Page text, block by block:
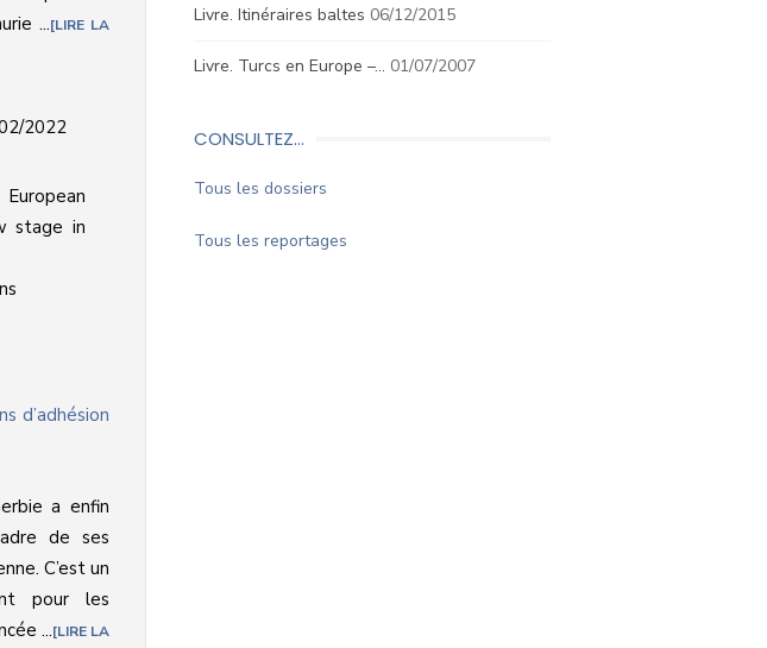
... LIRE LA
2022
d’adhésion
a enfin
de ses
C’est un
pour les
... LIRE LA
Livre. Itinéraires baltes 06/12/2015
Livre. Turcs en Europe –… 01/07/2007
CONSULTEZ…
Tous les dossiers
Tous les reportages